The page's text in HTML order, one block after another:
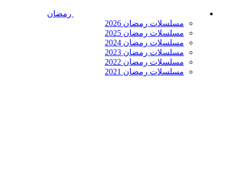
رمضان
مسلسلات رمضان 2026
مسلسلات رمضان 2025
مسلسلات رمضان 2024
مسلسلات رمضان 2023
مسلسلات رمضان 2022
مسلسلات رمضان 2021